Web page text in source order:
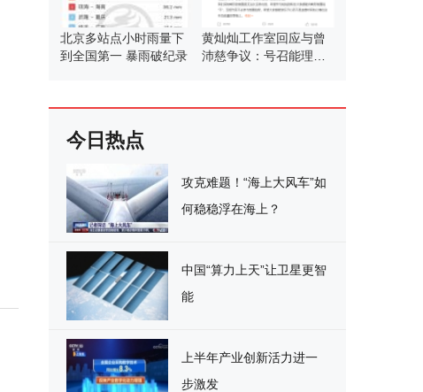
北京多站点小时雨量下
到全国第一 暴雨破纪录
黄灿灿工作室回应与曾
沛慈争议：号召能理智
今日热点
攻克难题！“海上大风车”如
何稳稳浮在海上？
中国“算力上天”让卫星更智
能
上半年产业创新活力进一
步激发